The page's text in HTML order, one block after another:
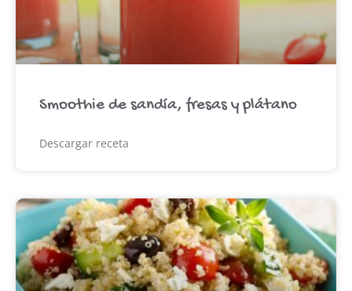
Smoothie de sandía, fresas y plátano
Descargar receta